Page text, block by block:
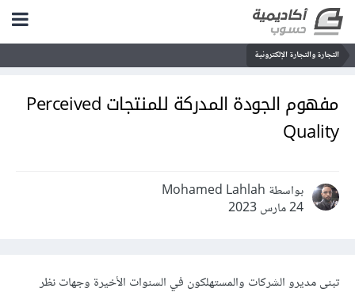
التجارة والتجارة الإلكترونية
مفهوم الجودة المدركة للمنتجات Perceived
Quality
بواسطة Mohamed Lahlah
24 مارس 2023
تبنى مديرو الشركات والمستهلكون في السنوات الأخيرة وجهات نظر